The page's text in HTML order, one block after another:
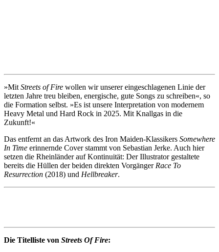
»Mit Streets of Fire wollen wir unserer eingeschlagenen Linie der
letzten Jahre treu bleiben, energische, gute Songs zu schreiben«, so
die Formation selbst. »Es ist unsere Interpretation von modernem
Heavy Metal und Hard Rock in 2025. Mit Knallgas in die
Zukunft!«
Das entfernt an das Artwork des Iron Maiden-Klassikers Somewhere
In Time erinnernde Cover stammt von Sebastian Jerke. Auch hier
setzen die Rheinländer auf Kontinuität: Der Illustrator gestaltete
bereits die Hüllen der beiden direkten Vorgänger Race To
Resurrection (2018) und Hellbreaker.
Die Titelliste von Streets Of Fire: